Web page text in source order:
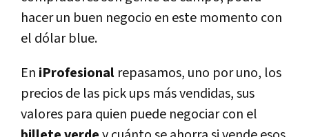
hacer un buen negocio en este momento con
el dólar blue.
En iProfesional repasamos, uno por uno, los
precios de las pick ups más vendidas, sus
valores para quien puede negociar con el